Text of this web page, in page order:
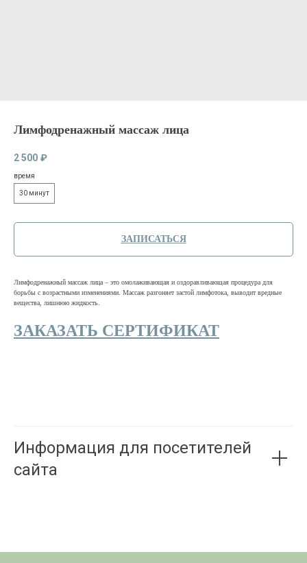
Лимфодренажный массаж лица
2 500 ₽
время
30 минут
ЗАПИСАТЬСЯ
Лимфодренажный массаж лица – это омолаживающая и оздоравливающая процедура для
борьбы с возрастными изменениями. Массаж разгоняет застой лимфотока, выводит вредные
вещества, лишнюю жидкость.
ЗАКАЗАТЬ СЕРТИФИКАТ
Информация для посетителей
сайта